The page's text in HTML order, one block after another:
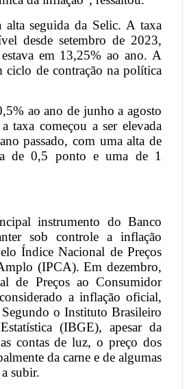
alta seguida da Selic. A taxa
desde setembro de 2023,
em 13,25% ao ano. A
ciclo de contração na política
ao ano de junho a agosto
taxa começou a ser elevada
passado, com uma alta de
de 0,5 ponto e uma de 1
instrumento do Banco
sob controle a inflação
Índice Nacional de Preços
(IPCA). Em dezembro,
de Preços ao Consumidor
a inflação oficial,
o Instituto Brasileiro
(IBGE), apesar da
contas de luz, o preço dos
da carne e de algumas
subir.